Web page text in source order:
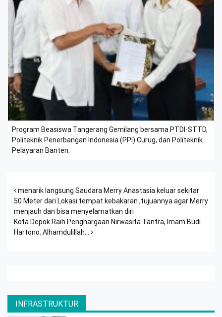
Program Beasiswa Tangerang Gemilang bersama PTDI-STTD,
Politeknik Penerbangan Indonesia (PPI) Curug, dan Politeknik
Pelayaran Banten.
Post navigation
menarik langsung Saudara Merry Anastasia keluar sekitar
50 Meter dari Lokasi tempat kebakaran ,tujuannya agar Merry
menjauh dan bisa menyelamatkan diri
Kota Depok Raih Penghargaan Nirwasita Tantra, Imam Budi
Hartono: Alhamdulillah…
INFRASTRUKTUR